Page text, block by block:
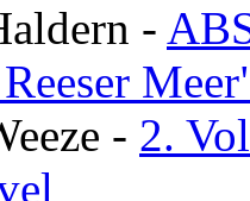
-
- 2.